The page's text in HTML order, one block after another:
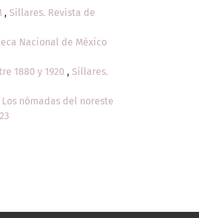
, Sillares. Revista de
Nacional de México
1880 y 1920 , Sillares.
nómadas del noreste